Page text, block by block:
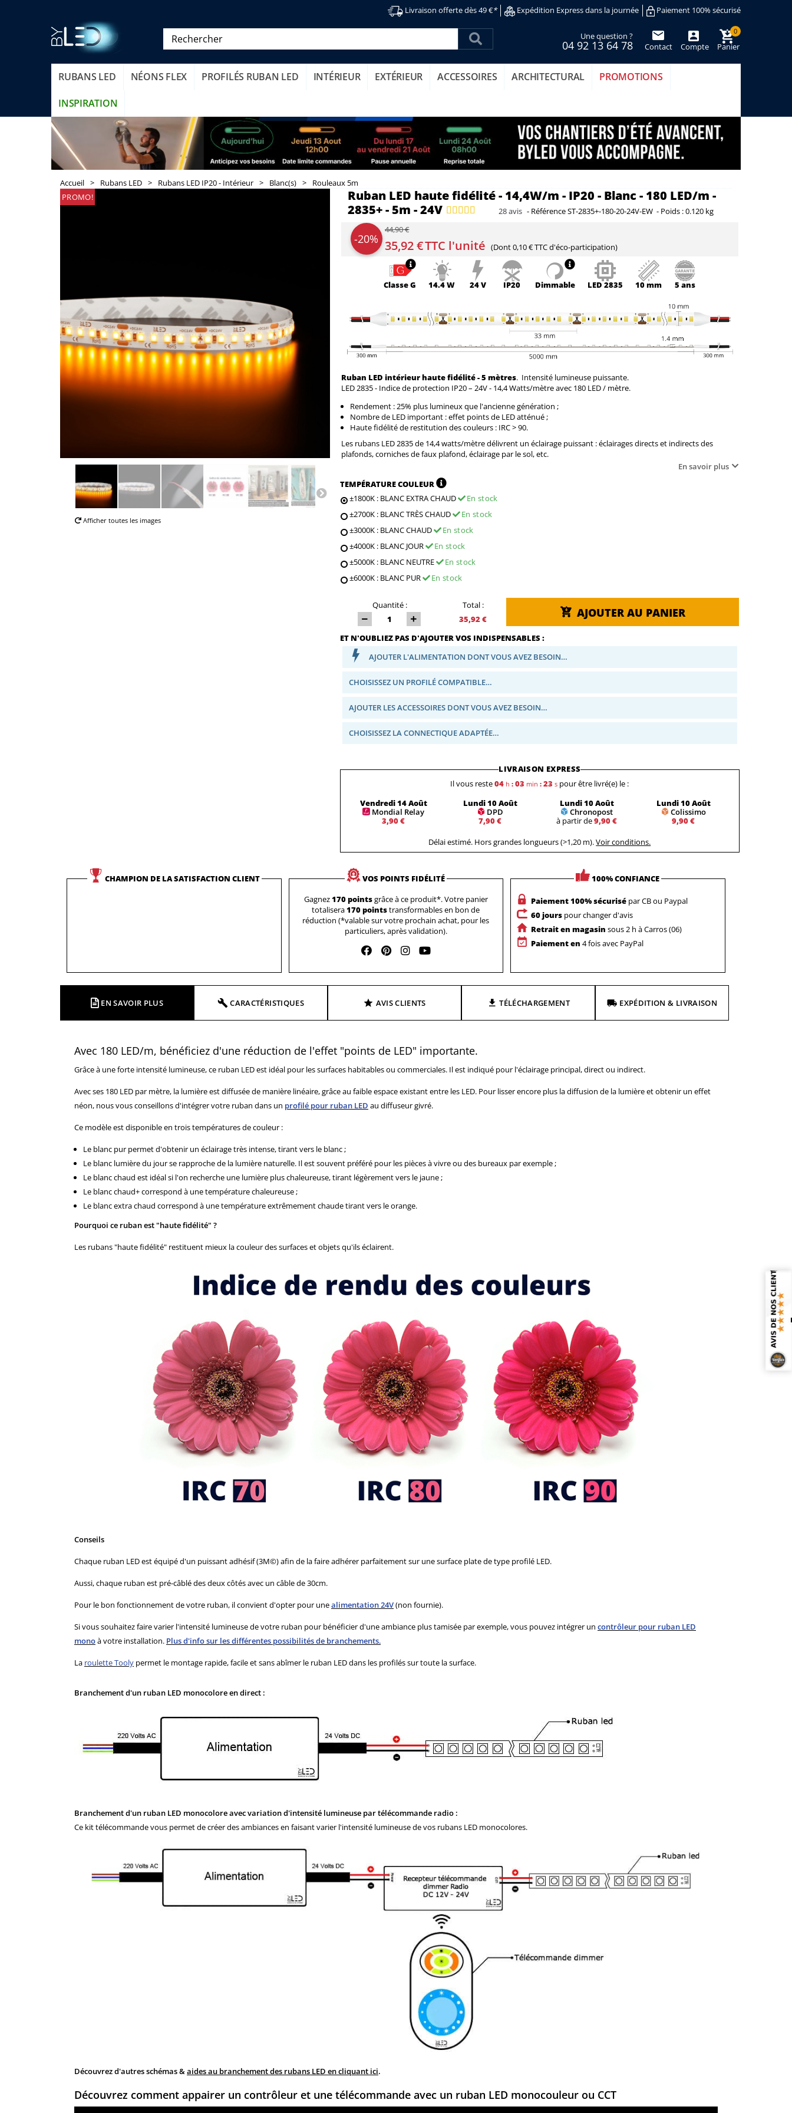
Livraison offerte dès 49 €* Expédition Express dans la journée Paiement 100% sécurisé
Panier
0
Compte
Contact
Une question ?
04 92 13 64 78
RUBANS LED NÉONS FLEX PROFILÉS RUBAN LED INTÉRIEUR EXTÉRIEUR ACCESSOIRES ARCHITECTURAL PROMOTIONS
INSPIRATION
Accueil > Rubans LED > Rubans LED IP20 - Intérieur > Blanc(s) >
Rouleaux 5m
PROMO!
Afficher toutes les images
Ruban LED haute fidélité - 14,4W/m - IP20 - Blanc - 180 LED/m -
2835+ - 5m - 24V
28avis - RéférenceST-2835+-180-20-24V-EW - Poids :0.120 kg
-20%
44,90 €
35,92 €TTC l'unité (Dont0,10 € TTCd'éco-participation)
ClasseG 14.4 W 24 V IP20 Dimmable LED2835 10 mm 5 ans
Ruban LED intérieur haute fidélité - 5 mètres. Intensité lumineuse puissante.
LED 2835 - Indice de protection IP20 – 24V - 14,4 Watts/mètre avec 180 LED / mètre.
Rendement : 25% plus lumineux que l'ancienne génération ;
Nombre de LED important : effet points de LED atténué ;
Haute fidélité de restitution des couleurs : IRC > 90.
Les rubans LED 2835 de 14,4 watts/mètre délivrent un éclairage puissant : éclairages directs et indirects des
plafonds, corniches de faux plafond, éclairage par le sol, etc.
En savoir plus
TEMPÉRATURE COULEUR
±1800K : BLANC EXTRA CHAUD
En stock
±2700K : BLANC TRÈS CHAUD
En stock
±3000K : BLANC CHAUD
En stock
±4000K : BLANC JOUR
En stock
±5000K : BLANC NEUTRE
En stock
±6000K : BLANC PUR
En stock
Quantité :
Total :
35,92 €
AJOUTER AU PANIER
ET N'OUBLIEZ PAS D'AJOUTER VOS INDISPENSABLES :
AJOUTER L'ALIMENTATION DONT VOUS AVEZ BESOIN…
CHOISISSEZ UN PROFILÉ COMPATIBLE…
AJOUTER LES ACCESSOIRES DONT VOUS AVEZ BESOIN…
CHOISISSEZ LA CONNECTIQUE ADAPTÉE…
LIVRAISON EXPRESS
Il vous reste04 h : 03 min : 22 s pour être livré(e) le :
Vendredi 14 Août
Mondial Relay
3,90 €
Lundi 10 Août
DPD
7,90 €
Lundi 10 Août
Chronopost
à partir de9,90 €
Lundi 10 Août
Colissimo
9,90 €
Délai estimé. Hors grandes longueurs (>1,20 m).Voir conditions.
CHAMPION DE LA SATISFACTION CLIENT
VOS POINTS FIDÉLITÉ
Gagnez170 pointsgrâce à ce produit*. Votre panier
totalisera170 pointstransformables en bon de
réduction (*valable sur votre prochain achat, pour les
particuliers, après validation).
100% CONFIANCE
Paiement 100% sécurisépar CB ou Paypal
60 jourspour changer d'avis
Retrait en magasin sous 2 h à Carros (06)
Paiement en 4 fois avec PayPal
EN SAVOIR PLUS CARACTÉRISTIQUES AVIS CLIENTS TÉLÉCHARGEMENT EXPÉDITION & LIVRAISON
Avec 180 LED/m, bénéficiez d'une réduction de l'effet "points de LED" importante.
Grâce à une forte intensité lumineuse, ce ruban LED est idéal pour les surfaces habitables ou commerciales. Il est indiqué pour l'éclairage principal, direct ou indirect.
Avec ses 180 LED par mètre, la lumière est diffusée de manière linéaire, grâce au faible espace existant entre les LED. Pour lisser encore plus la diffusion de la lumière et obtenir un effet
néon, nous vous conseillons d'intégrer votre ruban dans un profilé pour ruban LED au diffuseur givré.
Ce modèle est disponible en trois températures de couleur :
Le blanc pur permet d'obtenir un éclairage très intense, tirant vers le blanc ;
Le blanc lumière du jour se rapproche de la lumière naturelle. Il est souvent préféré pour les pièces à vivre ou des bureaux par exemple ;
Le blanc chaud est idéal si l'on recherche une lumière plus chaleureuse, tirant légèrement vers le jaune ;
Le blanc chaud+ correspond à une température chaleureuse ;
Le blanc extra chaud correspond à une température extrêmement chaude tirant vers le orange.
Pourquoi ce ruban est "haute fidélité" ?
Les rubans "haute fidélité" restituent mieux la couleur des surfaces et objets qu'ils éclairent.
Conseils
Chaque ruban LED est équipé d'un puissant adhésif (3M©) afin de la faire adhérer parfaitement sur une surface plate de type profilé LED.
Aussi, chaque ruban est pré-câblé des deux côtés avec un câble de 30cm.
Pour le bon fonctionnement de votre ruban, il convient d'opter pour unealimentation 24V(non fournie).
Si vous souhaitez faire varier l'intensité lumineuse de votre ruban pour bénéficier d'une ambiance plus tamisée par exemple, vous pouvez intégrer un contrôleur pour ruban LED
monoà votre installation. Plus d'info sur les différentes possibilités de branchements.
La roulette Tooly permet le montage rapide, facile et sans abîmer le ruban LED dans les profilés sur toute la surface.
Branchement d'un ruban LED monocolore en direct :
Branchement d'un ruban LED monocolore avec variation d'intensité lumineuse par télécommande radio :
Ce kit télécommande vous permet de créer des ambiances en faisant varier l'intensité lumineuse de vos rubans LED monocolores.
Découvrez d'autres schémas &aides au branchement des rubans LED en cliquant ici.
Découvrez comment appairer un contrôleur et une télécommande avec un ruban LED monocouleur ou CCT